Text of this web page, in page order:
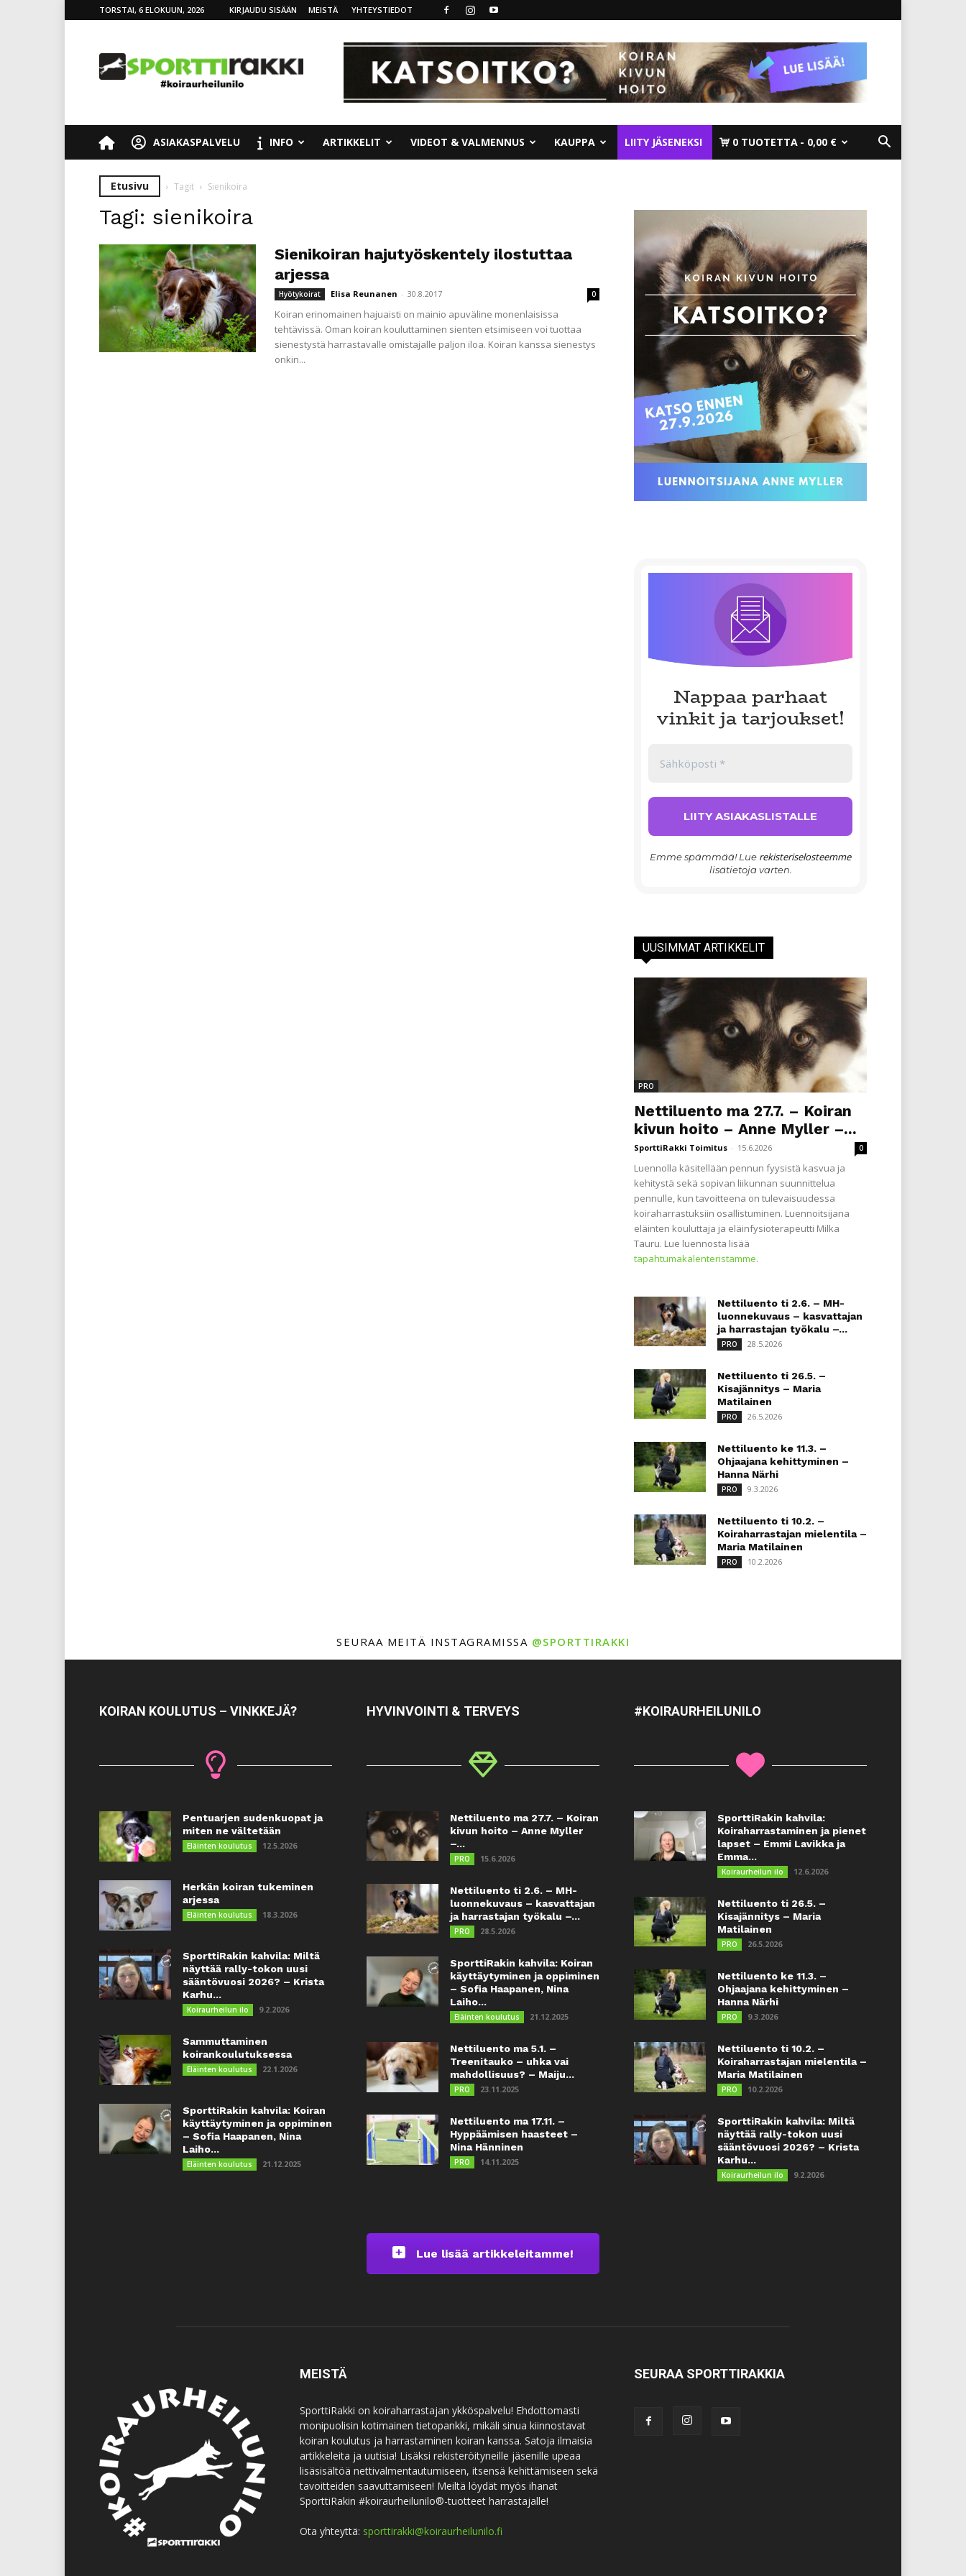
TORSTAI, 6 ELOKUUN, 2026 KIRJAUDU SISÄÄN MEISTÄ YHTEYSTIEDOT
ASIAKASPALVELU INFO ARTIKKELIT VIDEOT & VALMENNUS KAUPPA LIITY JÄSENEKSI 0 TUOTETTA 0,00 €
Etusivu Tagit Sienikoira
Tagi: sienikoira
Sienikoiran hajutyöskentely ilostuttaa
arjessa
Hyötykoirat Elisa Reunanen - 30.8.2017 0
Koiran erinomainen hajuaisti on mainio apuväline monenlaisissa
tehtävissä. Oman koiran kouluttaminen sienten etsimiseen voi tuottaa
sienestystä harrastavalle omistajalle paljon iloa. Koiran kanssa sienestys
onkin...
Nappaa parhaat
vinkit ja tarjoukset!
Emme spämmää! Lue rekisteriselosteemme
lisätietoja varten.
UUSIMMAT ARTIKKELIT
PRO
Nettiluento ma 27.7. – Koiran
kivun hoito – Anne Myller –...
SporttiRakki Toimitus - 15.6.2026 0
Luennolla käsitellään pennun fyysistä kasvua ja
kehitystä sekä sopivan liikunnan suunnittelua
pennulle, kun tavoitteena on tulevaisuudessa
koiraharrastuksiin osallistuminen. Luennoitsijana
eläinten kouluttaja ja eläinfysioterapeutti Milka
Tauru. Lue luennosta lisää
tapahtumakalenteristamme.
Nettiluento ti 2.6. – MH-
luonnekuvaus – kasvattajan
ja harrastajan työkalu –...
PRO 28.5.2026
Nettiluento ti 26.5. –
Kisajännitys – Maria
Matilainen
PRO 26.5.2026
Nettiluento ke 11.3. –
Ohjaajana kehittyminen –
Hanna Närhi
PRO 9.3.2026
Nettiluento ti 10.2. –
Koiraharrastajan mielentila –
Maria Matilainen
PRO 10.2.2026
SEURAA MEITÄ INSTAGRAMISSA @SPORTTIRAKKI
KOIRAN KOULUTUS – VINKKEJÄ?
Pentuarjen sudenkuopat ja
miten ne vältetään
Eläinten koulutus 12.5.2026
Herkän koiran tukeminen
arjessa
Eläinten koulutus 18.3.2026
SporttiRakin kahvila: Miltä
näyttää rally-tokon uusi
sääntövuosi 2026? – Krista
Karhu...
Koiraurheilun ilo 9.2.2026
Sammuttaminen
koirankoulutuksessa
Eläinten koulutus 22.1.2026
SporttiRakin kahvila: Koiran
käyttäytyminen ja oppiminen
– Sofia Haapanen, Nina
Laiho...
Eläinten koulutus 21.12.2025
HYVINVOINTI & TERVEYS
Nettiluento ma 27.7. – Koiran
kivun hoito – Anne Myller
–...
PRO 15.6.2026
Nettiluento ti 2.6. – MH-
luonnekuvaus – kasvattajan
ja harrastajan työkalu –...
PRO 28.5.2026
SporttiRakin kahvila: Koiran
käyttäytyminen ja oppiminen
– Sofia Haapanen, Nina
Laiho...
Eläinten koulutus 21.12.2025
Nettiluento ma 5.1. –
Treenitauko – uhka vai
mahdollisuus? – Maiju...
PRO 23.11.2025
Nettiluento ma 17.11. –
Hyppäämisen haasteet –
Nina Hänninen
PRO 14.11.2025
Lue lisää artikkeleitamme!
#KOIRAURHEILUNILO
SporttiRakin kahvila:
Koiraharrastaminen ja pienet
lapset – Emmi Lavikka ja
Emma...
Koiraurheilun ilo 12.6.2026
Nettiluento ti 26.5. –
Kisajännitys – Maria
Matilainen
PRO 26.5.2026
Nettiluento ke 11.3. –
Ohjaajana kehittyminen –
Hanna Närhi
PRO 9.3.2026
Nettiluento ti 10.2. –
Koiraharrastajan mielentila –
Maria Matilainen
PRO 10.2.2026
SporttiRakin kahvila: Miltä
näyttää rally-tokon uusi
sääntövuosi 2026? – Krista
Karhu...
Koiraurheilun ilo 9.2.2026
MEISTÄ
SporttiRakki on koiraharrastajan ykköspalvelu! Ehdottomasti
monipuolisin kotimainen tietopankki, mikäli sinua kiinnostavat
koiran koulutus ja harrastaminen koiran kanssa. Satoja ilmaisia
artikkeleita ja uutisia! Lisäksi rekisteröityneille jäsenille upeaa
lisäsisältöä nettivalmentautumiseen, itsensä kehittämiseen sekä
tavoitteiden saavuttamiseen! Meiltä löydät myös ihanat
SporttiRakin #koiraurheilunilo®-tuotteet harrastajalle!
Ota yhteyttä: sporttirakki@koiraurheilunilo.fi
SEURAA SPORTTIRAKKIA